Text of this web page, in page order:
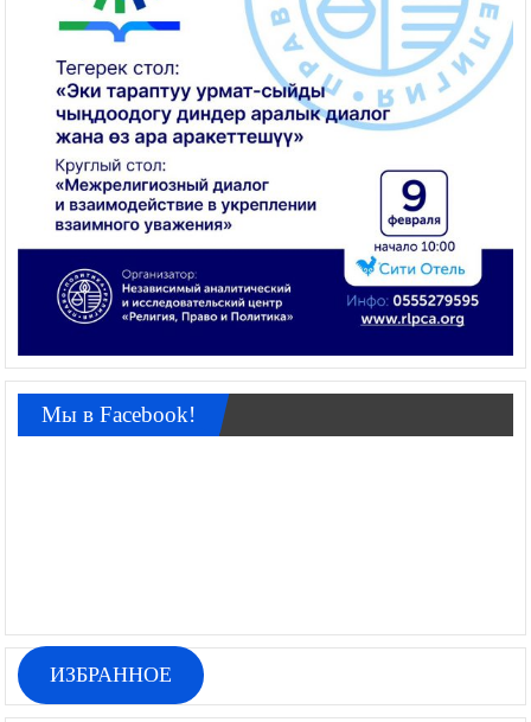
Мы в Facebook!
ИЗБРАННОЕ